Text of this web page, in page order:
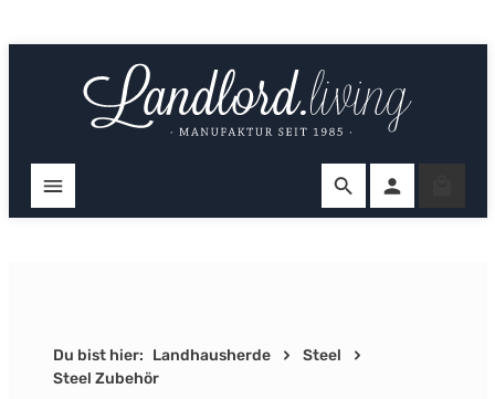
Du bist hier: Landhausherde
Steel
Steel Zubehör